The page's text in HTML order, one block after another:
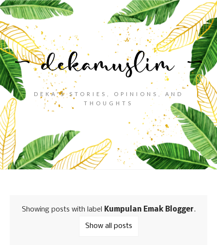
DEKA'S STORIES, OPINIONS, AND
THOUGHTS
Showing posts with label Kumpulan Emak Blogger.
Show all posts